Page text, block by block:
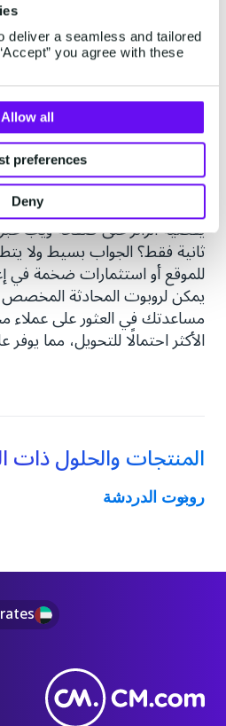
deliver a seamless and tailored
you agree with these
Allow all
preferences
Deny
حيث التكلفة للتفاعل مع
العملاء الحاليين. وببساطة،
العملاء الجدد، والبيع الإضافي
عن الاستفسارات، وتقديم
الحاجة إلى تدخل بشري
إحدى أكبر التحديات التي
عملاء جدد وضمان بقائهم لفترة
فرصة البيع الإضافي. فكيف
العملاء المحتملين الجدد بينما
ثانية فقط؟ الجواب بسيط ولا
للموقع أو استثمارات ضخمة في
يمكن لروبوت المحادثة المخصص
مساعدتك في العثور على عملاء
الأكثر احتمالًا للتحويل، مما
المنتجات والحلول ذات
روبوت الدردشة